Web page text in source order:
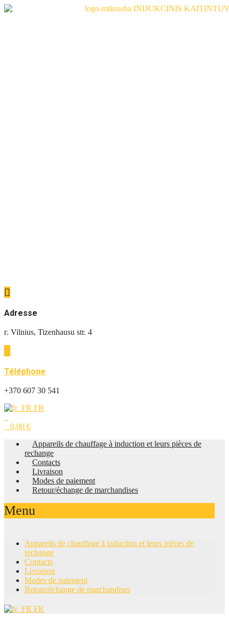
Adresse
г. Vilnius, Tizenhausu str. 4
Téléphone
+370 607 30 541
FR
0,00 €
Appareils de chauffage à induction et leurs pièces de
rechange
Contacts
Livraison
Modes de paiement
Retour/échange de marchandises
Menu
Appareils de chauffage à induction et leurs pièces de
rechange
Contacts
Livraison
Modes de paiement
Retour/échange de marchandises
FR